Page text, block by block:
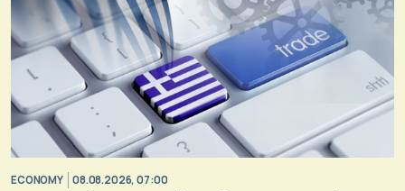
ECONOMY 08.08.2026, 07:00